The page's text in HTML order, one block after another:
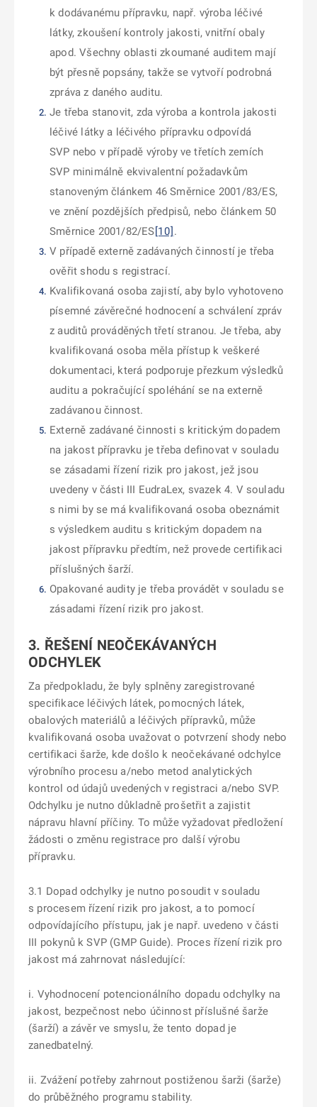
k dodávanému přípravku, např. výroba léčivé
látky, zkoušení kontroly jakosti, vnitřní obaly
apod. Všechny oblasti zkoumané auditem mají
být přesně popsány, takže se vytvoří podrobná
zpráva z daného auditu.
Je třeba stanovit, zda výroba a kontrola jakosti
léčivé látky a léčivého přípravku odpovídá
SVP nebo v případě výroby ve třetích zemích
SVP minimálně ekvivalentní požadavkům
stanoveným článkem 46 Směrnice 2001/83/ES,
ve znění pozdějších předpisů, nebo článkem 50
Směrnice 2001/82/ES[10] .
V případě externě zadávaných činností je třeba
ověřit shodu s registrací.
Kvalifikovaná osoba zajistí, aby bylo vyhotoveno
písemné závěrečné hodnocení a schválení zpráv
z auditů prováděných třetí stranou. Je třeba, aby
kvalifikovaná osoba měla přístup k veškeré
dokumentaci, která podporuje přezkum výsledků
auditu a pokračující spoléhání se na externě
zadávanou činnost.
Externě zadávané činnosti s kritickým dopadem
na jakost přípravku je třeba definovat v souladu
se zásadami řízení rizik pro jakost, jež jsou
uvedeny v části III EudraLex, svazek 4. V souladu
s nimi by se má kvalifikovaná osoba obeznámit
s výsledkem auditu s kritickým dopadem na
jakost přípravku předtím, než provede certifikaci
příslušných šarží.
Opakované audity je třeba provádět v souladu se
zásadami řízení rizik pro jakost.
3. ŘEŠENÍ NEOČEKÁVANÝCH
ODCHYLEK
Za předpokladu, že byly splněny zaregistrované
specifikace léčivých látek, pomocných látek,
obalových materiálů a léčivých přípravků, může
kvalifikovaná osoba uvažovat o potvrzení shody nebo
certifikaci šarže, kde došlo k neočekávané odchylce
výrobního procesu a/nebo metod analytických
kontrol od údajů uvedených v registraci a/nebo SVP.
Odchylku je nutno důkladně prošetřit a zajistit
nápravu hlavní příčiny. To může vyžadovat předložení
žádosti o změnu registrace pro další výrobu
přípravku.
3.1 Dopad odchylky je nutno posoudit v souladu
s procesem řízení rizik pro jakost, a to pomocí
odpovídajícího přístupu, jak je např. uvedeno v části
III pokynů k SVP (GMP Guide). Proces řízení rizik pro
jakost má zahrnovat následující:
i. Vyhodnocení potencionálního dopadu odchylky na
jakost, bezpečnost nebo účinnost příslušné šarže
(šarží) a závěr ve smyslu, že tento dopad je
zanedbatelný.
ii. Zvážení potřeby zahrnout postiženou šarži (šarže)
do průběžného programu stability.